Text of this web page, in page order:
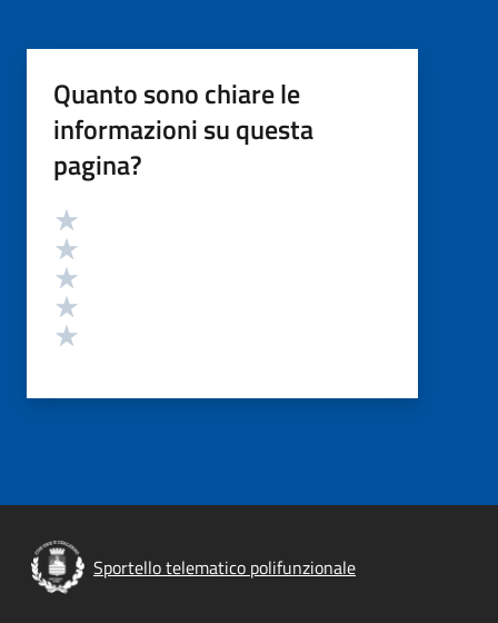
Quanto sono chiare le
informazioni su questa
pagina?
Valutazione
Sportello telematico polifunzionale